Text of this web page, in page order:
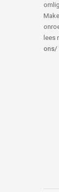
lees
ons/